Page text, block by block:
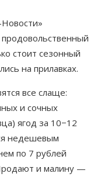
стоит сезонный
на прилавках.
все слаще:
и сочных
ягод за 10−12
недешевым
по 7 рублей
и малину —